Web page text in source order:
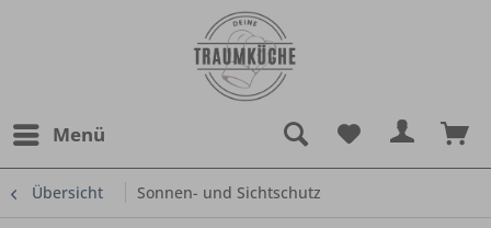
Menü
Übersicht Sonnen- und Sichtschutz